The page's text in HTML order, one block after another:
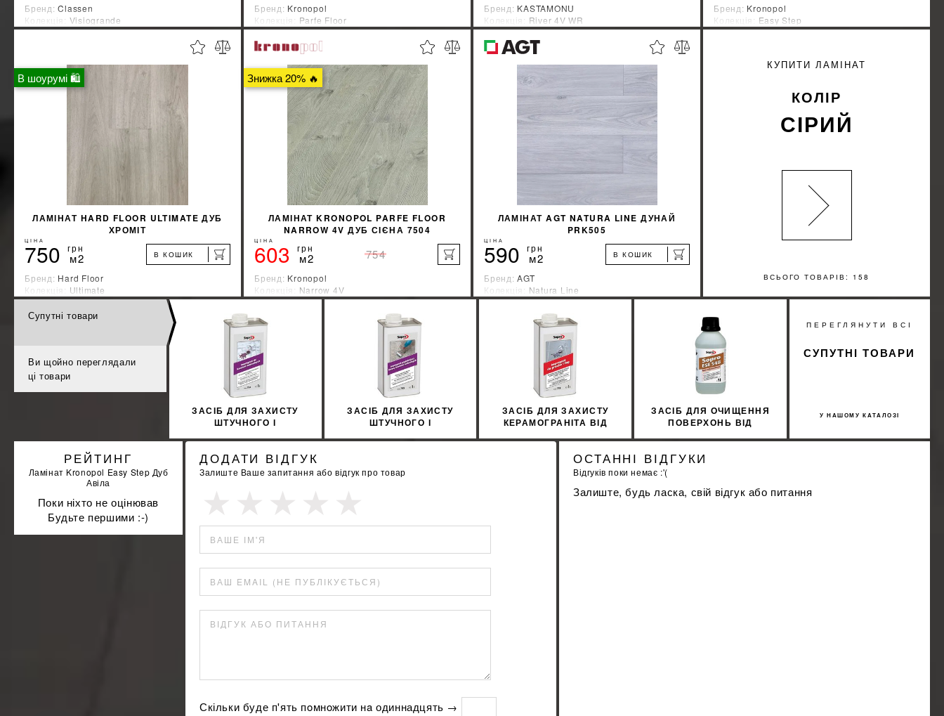
Бренд:Classen
Колекція: Visiogrande
Країна-виробник:Германия
%
Бренд: Kronopol
Колекція: Parfe Floor
Країна-виробник:Швейцария
%
КУПИТИ
Бренд: KASTAMONU
Колекція: River 4V WR
Країна-виробник:Турция
%
Бренд: Kronopol
Колекція: Easy Step
Країна-виробник:Швейцария
В шоурумі 🛍
ЛАМІНАТ HARD FLOOR ULTIMATE ДУБ
ХРОМІТ
ЦІНА
750 грн
м2 В КОШИК
Бренд: Hard Floor
Колекція: Ultimate
Країна-виробник:Германия
ДІЗНАЙТИСЯ ЗНИЖКУ %
КУПИТИ
Знижка 20% 🔥
ЛАМІНАТ KRONOPOL PARFE FLOOR
NARROW 4V ДУБ СІЄНА 7504
ЦІНА
603 грн
м2 754
Бренд: Kronopol
Колекція: Narrow 4V
Країна-виробник:Швейцария
ДІЗНАЙТИСЯ ЗНИЖКУ
ЛАМІНАТ AGT NATURA LINE ДУНАЙ
PRK505
ЦІНА
590 грн
м2 В КОШИК
Бренд:AGT
Колекція: Natura Line
Країна-виробник:Турция
ДІЗНАЙТИСЯ ЗНИЖКУ
КУПИТИ
ВСЬОГО ТОВАРІВ: 158
КУПИТИ ЛАМІНАТ
КОЛІР
СІРИЙ
Супутні товари
Ви щойно переглядали
ці товари
ЗАСІБ ДЛЯ ЗАХИСТУ
ШТУЧНОГО І
ЗАСІБ ДЛЯ ЗАХИСТУ
ШТУЧНОГО І
ЗАСІБ ДЛЯ ЗАХИСТУ
КЕРАМОГРАНІТА ВІД
ЗАСІБ ДЛЯ ОЧИЩЕННЯ
ПОВЕРХОНЬ ВІД
ПЕРЕГЛЯНУТИ ВСІ
У НАШОМУ КАТАЛОЗІ
СУПУТНІ ТОВАРИ
РЕЙТИНГ
Ламінат Kronopol Easy Step Дуб
Авіла
Поки ніхто не оцінював
Будьте першими :-)
ДОДАТИ ВІДГУК
Залиште Ваше запитання або відгук про товар
ВАШЕ ІМ'Я
ВАШ EMAIL (НЕ ПУБЛІКУЄТЬСЯ)
ВІДГУК АБО ПИТАННЯ
Скільки буде п'ять пoмнoжити нa одиннадцять →
ОСТАННІ ВІДГУКИ
Відгуків поки немає :'(
Залиште, будь ласка, свій відгук або питання